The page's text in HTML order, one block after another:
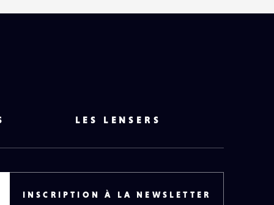
LES LENSERS
INSCRIPTION À LA NEWSLETTER